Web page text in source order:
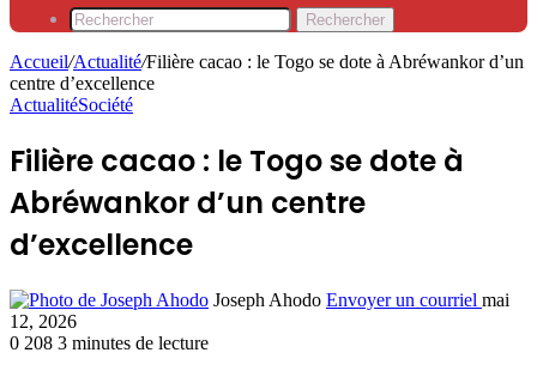
Rechercher
Accueil/Actualité/Filière cacao : le Togo se dote à Abréwankor d’un
centre d’excellence
ActualitéSociété
Filière cacao : le Togo se dote à
Abréwankor d’un centre
d’excellence
Joseph Ahodo Envoyer un courriel mai
12, 2026
0 208 3 minutes de lecture